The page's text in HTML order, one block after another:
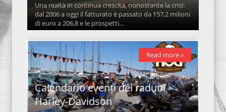
Una realtà in continua crescita, nonostante la crisi:
dal 2006 a oggi il fatturato è passato da 157,2 milioni
di euro a 206,8 e le prospetti...
Calendario eventi dei raduni
Harley-Davidson
Read more »